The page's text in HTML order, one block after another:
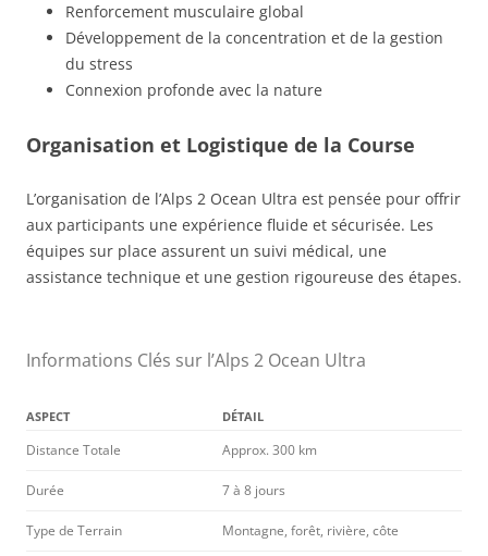
Renforcement musculaire global
Développement de la concentration et de la gestion
du stress
Connexion profonde avec la nature
Organisation et Logistique de la Course
L’organisation de l’Alps 2 Ocean Ultra est pensée pour offrir
aux participants une expérience fluide et sécurisée. Les
équipes sur place assurent un suivi médical, une
assistance technique et une gestion rigoureuse des étapes.
Informations Clés sur l’Alps 2 Ocean Ultra
ASPECT DÉTAIL
Distance Totale Approx. 300 km
Durée 7 à 8 jours
Type de Terrain Montagne, forêt, rivière, côte